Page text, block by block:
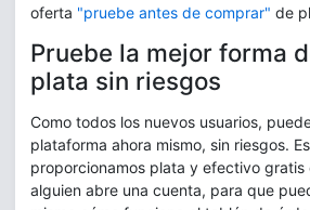
oferta "pruebe antes de comprar" de
Pruebe la mejor forma
plata sin riesgos
Como todos los nuevos usuarios,
plataforma ahora mismo, sin riesgos.
proporcionamos plata y efectivo
alguien abre una cuenta, para que